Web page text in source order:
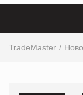
TradeMaster